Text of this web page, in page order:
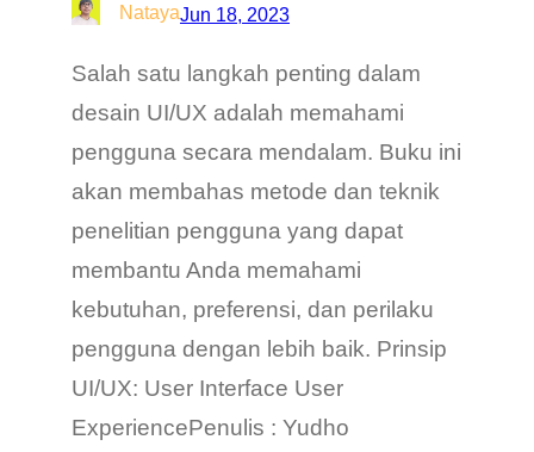
NatayaJun 18, 2023
Salah satu langkah penting dalam
desain UI/UX adalah memahami
pengguna secara mendalam. Buku ini
akan membahas metode dan teknik
penelitian pengguna yang dapat
membantu Anda memahami
kebutuhan, preferensi, dan perilaku
pengguna dengan lebih baik. Prinsip
UI/UX: User Interface User
ExperiencePenulis : Yudho